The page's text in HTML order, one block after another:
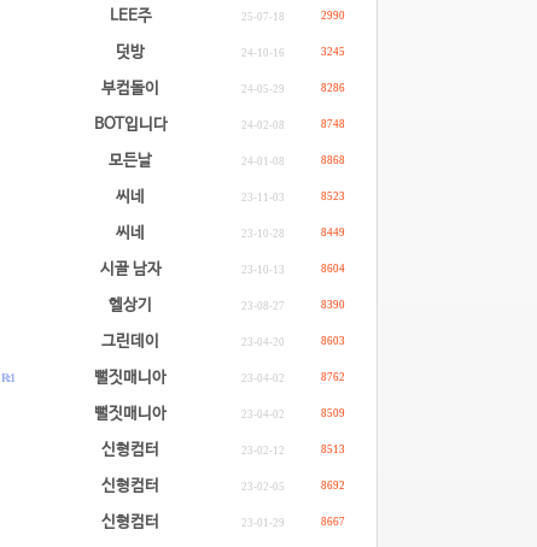
LEE주 25-07-18 2990
덧방 24-10-16 3245
부컴돌이 24-05-29 8286
BOT입니다 24-02-08 8748
모든날 24-01-08 8868
씨네 23-11-03 8523
씨네 23-10-28 8449
시골 남자 23-10-13 8604
헬상기 23-08-27 8390
그린데이 23-04-20 8603
R: 1 뻘짓매니아 23-04-02 8762
뻘짓매니아 23-04-02 8509
신형컴터 23-02-12 8513
신형컴터 23-02-05 8692
신형컴터 23-01-29 8667